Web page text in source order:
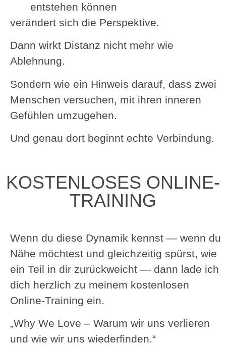
entstehen können
verändert sich die Perspektive.
Dann wirkt Distanz nicht mehr wie
Ablehnung.
Sondern wie ein Hinweis darauf, dass zwei
Menschen versuchen, mit ihren inneren
Gefühlen umzugehen.
Und genau dort beginnt echte Verbindung.
KOSTENLOSES ONLINE-
TRAINING
Wenn du diese Dynamik kennst — wenn du
Nähe möchtest und gleichzeitig spürst, wie
ein Teil in dir zurückweicht — dann lade ich
dich herzlich zu meinem kostenlosen
Online-Training ein.
„Why We Love – Warum wir uns verlieren
und wie wir uns wiederfinden.“